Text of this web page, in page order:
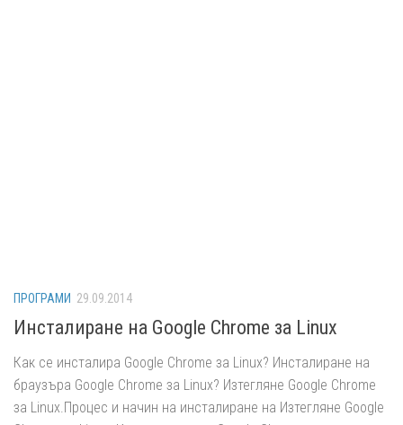
ПРОГРАМИ 29.09.2014
Инсталиране на Google Chrome за Linux
Как се инсталира Google Chrome за Linux? Инсталиране на
браузъра Google Chrome за Linux? Изтегляне Google Chrome
за Linux.Процес и начин на инсталиране на Изтегляне Google